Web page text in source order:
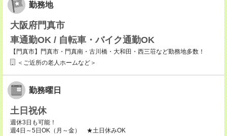
勤務地
大阪府門真市
車通勤OK / 自転車・バイク通勤OK
【門真市】門真市・門真南・古川橋・大和田・西三荘など勤務地多数！
＜ご近所の老人ホームなど＞
勤務曜日
土日祝休
週休3日も可能！
週4日～5日OK（月～金） ★土日休みOK